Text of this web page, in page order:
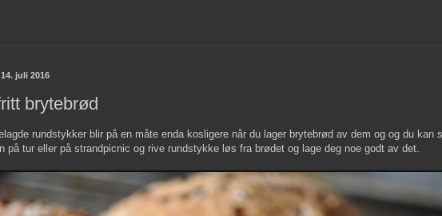
juli 2016
brytebrød
rundstykker blir på en måte enda kosligere når du lager brytebrød av dem og og du kan
på tur eller på strandpicnic og rive rundstykke løs fra brødet og lage deg noe godt av det.